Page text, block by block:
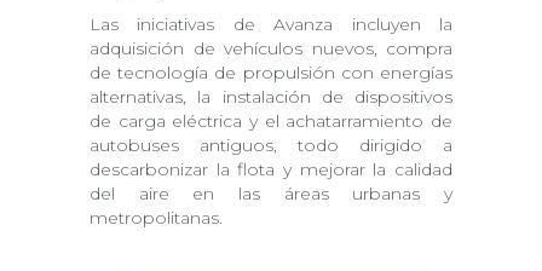
Las iniciativas de Avanza incluyen la
adquisición de vehículos nuevos, compra
de tecnología de propulsión con energías
alternativas, la instalación de dispositivos
de carga eléctrica y el achatarramiento de
autobuses antiguos, todo dirigido a
descarbonizar la flota y mejorar la calidad
del aire en las áreas urbanas y
metropolitanas.